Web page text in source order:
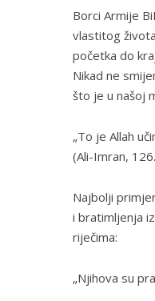
Borci Armije
vlastitog
početka do
Nikad ne
što je u našoj
„To je Allah
(Ali-Imran,
Najbolji
i bratimljenja
riječima:
„Njihova su